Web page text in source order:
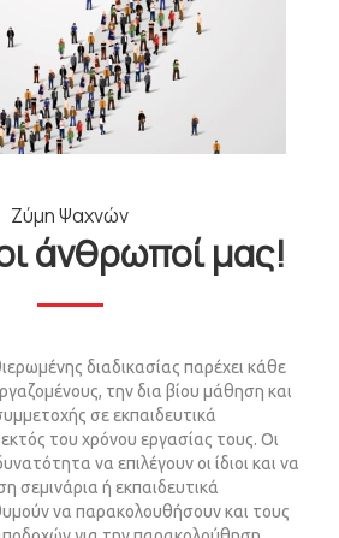
Ζύμη Ψαχνών
άνθρωποί μας!
διαδικασίας παρέχει κάθε
την δια βίου μάθηση και
σε εκπαιδευτικά
του χρόνου εργασίας τους. Οι
να επιλέγουν οι ίδιοι και να
σεμινάρια ή εκπαιδευτικά
να παρακολουθήσουν και τους